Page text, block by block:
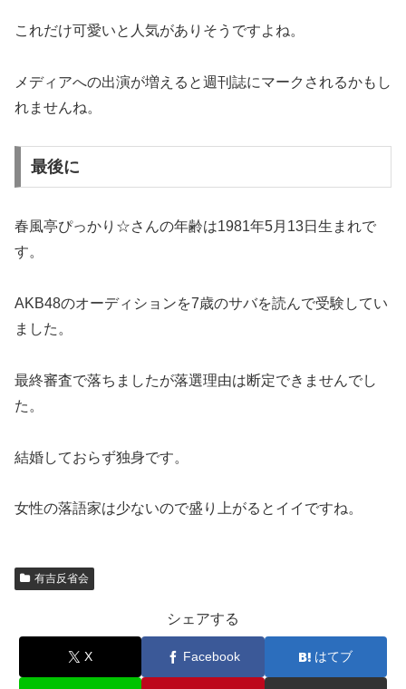
これだけ可愛いと人気がありそうですよね。
メディアへの出演が増えると週刊誌にマークされるかもし
れませんね。
最後に
春風亭ぴっかり☆さんの年齢は1981年5月13日生まれで
す。
AKB48のオーディションを7歳のサバを読んで受験してい
ました。
最終審査で落ちましたが落選理由は断定できませんでし
た。
結婚しておらず独身です。
女性の落語家は少ないので盛り上がるとイイですね。
有吉反省会
シェアする
X Facebook はてブ